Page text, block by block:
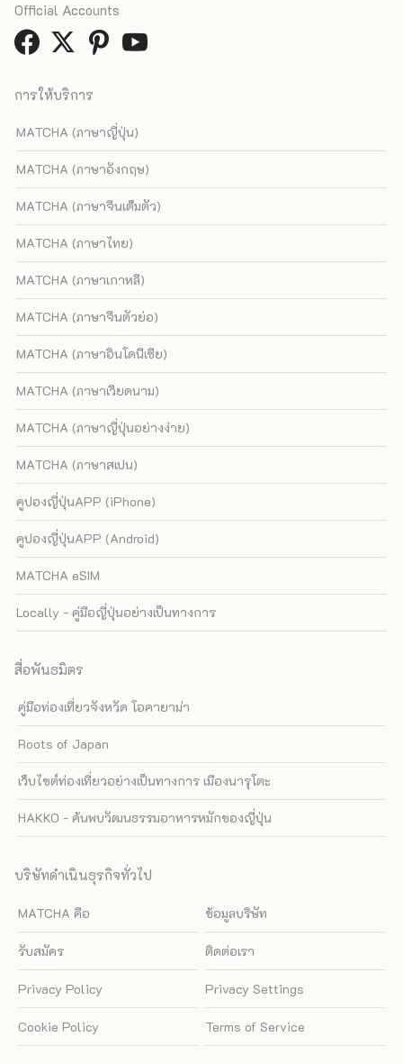
การให้บริการ
MATCHA (ภาษาญี่ปุ่น)
MATCHA (ภาษาอังกฤษ)
MATCHA (ภาษาจีนเต็มตัว)
MATCHA (ภาษาไทย)
MATCHA (ภาษาเกาหลี)
MATCHA (ภาษาจีนตัวย่อ)
MATCHA (ภาษาอินโดนีเซีย)
MATCHA (ภาษาเวียดนาม)
MATCHA (ภาษาญี่ปุ่นอย่างง่าย)
MATCHA (ภาษาสเปน)
คูปองญี่ปุ่นAPP (iPhone)
คูปองญี่ปุ่นAPP (Android)
MATCHA eSIM
Locally - คู่มือญี่ปุ่นอย่างเป็นทางการ
สื่อพันธมิตร
คู่มือท่องเที่ยวจังหวัด โอคายาม่า
Roots of Japan
เว็บไซต์ท่องเที่ยวอย่างเป็นทางการ เมืองนารุโตะ
HAKKO - ค้นพบวัฒนธรรมอาหารหมักของญี่ปุ่น
บริษัทดำเนินธุรกิจทั่วไป
MATCHA คือ ข้อมูลบริษัท
รับสมัคร ติดต่อเรา
Privacy Policy Privacy Settings
Cookie Policy Terms of Service
Official Accounts